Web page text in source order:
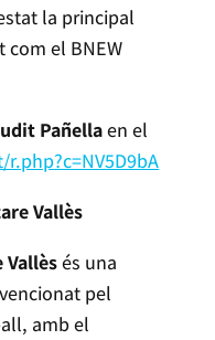
la principal
com el BNEW
Pañellaen el
Vallès
Vallèsés una
pel
amb el